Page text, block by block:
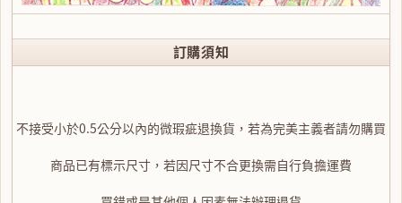
訂購須知
不接受小於0.5公分以內的微瑕疵退換貨，若為完美主義者請勿購買
商品已有標示尺寸，若因尺寸不合更換需自行負擔運費